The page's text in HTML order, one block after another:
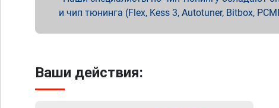
и чип тюнинга (Flex, Kess 3, Autotuner, Bitbox,
Ваши действия: